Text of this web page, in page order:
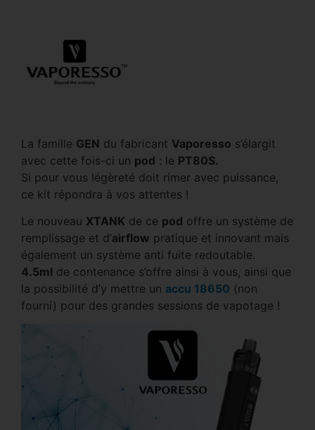
La famille GEN du fabricant Vaporesso s’élargit
avec cette fois-ci un pod : le PT80S.
Si pour vous légèreté doit rimer avec puissance,
ce kit répondra à vos attentes !
Le nouveau XTANK de ce pod offre un système de
remplissage et d’airflow pratique et innovant mais
également un système anti fuite redoutable.
4.5ml de contenance s’offre ainsi à vous, ainsi que
la possibilité d’y mettre un accu 18650 (non
fourni) pour des grandes sessions de vapotage !